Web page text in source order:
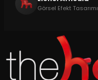
Görsel Efekt Tasarımı